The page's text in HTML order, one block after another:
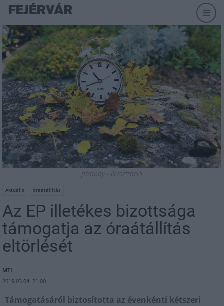
pixabay - illusztráció
Aktuális óraátállítás
Az EP illetékes bizottsága
támogatja az óraátállítás
eltörlését
MTI
2019.03.04. 21:00
Támogatásáról biztosította az évenkénti kétszeri